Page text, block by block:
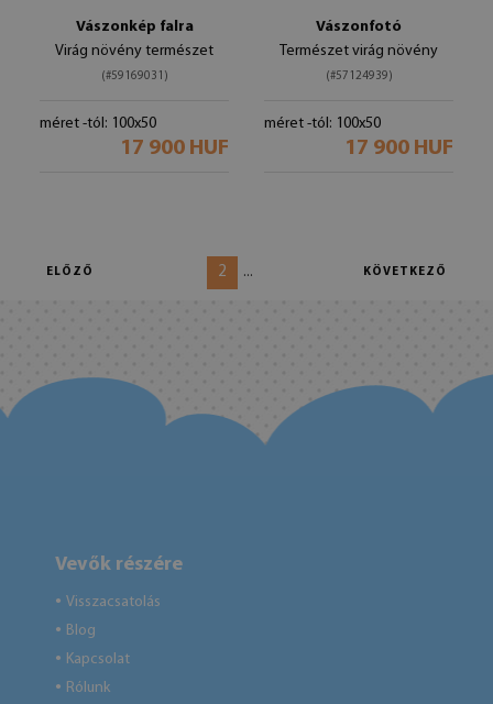
Vászonkép falra
Virág növény természet
(#59169031)
méret -tól: 100x50
17 900 HUF
Vászonfotó
Természet virág növény
(#57124939)
méret -tól: 100x50
17 900 HUF
ELŐZŐ 2 ... KÖVETKEZŐ
Vevők részére
● Visszacsatolás
● Blog
● Kapcsolat
● Rólunk